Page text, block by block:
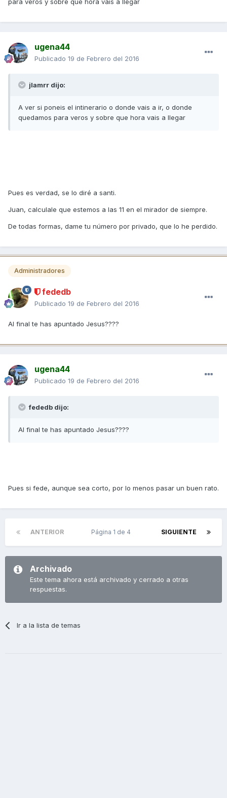
ugena44
Publicado 19 de Febrero del 2016
jlamrr dijo:
A ver si poneis el intinerario o donde vais a ir, o donde
quedamos para veros y sobre que hora vais a llegar
Pues es verdad, se lo diré a santi.
Juan, calculale que estemos a las 11 en el mirador de siempre.
De todas formas, dame tu número por privado, que lo he perdido.
Administradores
fededb
Publicado 19 de Febrero del 2016
Al final te has apuntado Jesus????
ugena44
Publicado 19 de Febrero del 2016
fededb dijo:
Al final te has apuntado Jesus????
Pues si fede, aunque sea corto, por lo menos pasar un buen rato.
ANTERIOR SIGUIENTE
Página 1 de 4
Archivado
Este tema ahora está archivado y cerrado a otras
respuestas.
Ir a la lista de temas